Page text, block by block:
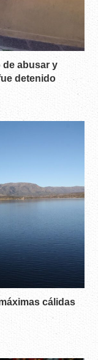
abusar y
detenido
cálidas